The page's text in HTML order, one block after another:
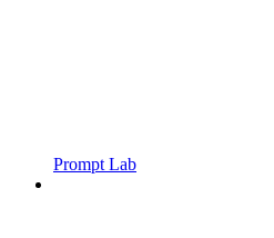
Prompt Lab